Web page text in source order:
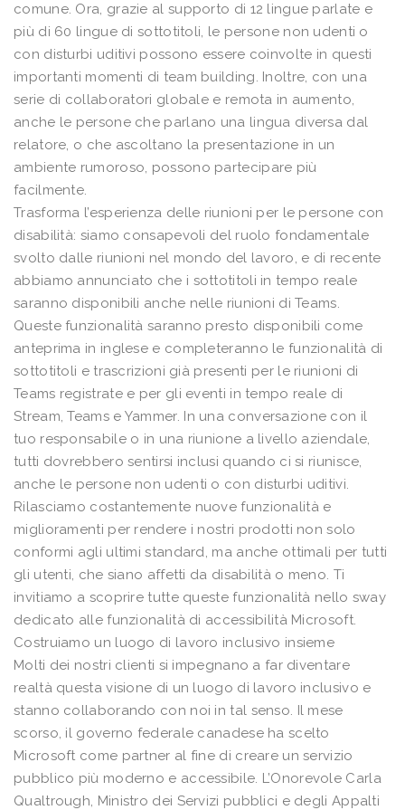
comune. Ora, grazie al supporto di 12 lingue parlate e
più di 60 lingue di sottotitoli, le persone non udenti o
con disturbi uditivi possono essere coinvolte in questi
importanti momenti di team building. Inoltre, con una
serie di collaboratori globale e remota in aumento,
anche le persone che parlano una lingua diversa dal
relatore, o che ascoltano la presentazione in un
ambiente rumoroso, possono partecipare più
facilmente.
Trasforma l’esperienza delle riunioni per le persone con
disabilità: siamo consapevoli del ruolo fondamentale
svolto dalle riunioni nel mondo del lavoro, e di recente
abbiamo annunciato che i sottotitoli in tempo reale
saranno disponibili anche nelle riunioni di Teams.
Queste funzionalità saranno presto disponibili come
anteprima in inglese e completeranno le funzionalità di
sottotitoli e trascrizioni già presenti per le riunioni di
Teams registrate e per gli eventi in tempo reale di
Stream, Teams e Yammer. In una conversazione con il
tuo responsabile o in una riunione a livello aziendale,
tutti dovrebbero sentirsi inclusi quando ci si riunisce,
anche le persone non udenti o con disturbi uditivi.
Rilasciamo costantemente nuove funzionalità e
miglioramenti per rendere i nostri prodotti non solo
conformi agli ultimi standard, ma anche ottimali per tutti
gli utenti, che siano affetti da disabilità o meno. Ti
invitiamo a scoprire tutte queste funzionalità nello sway
dedicato alle funzionalità di accessibilità Microsoft.
Costruiamo un luogo di lavoro inclusivo insieme
Molti dei nostri clienti si impegnano a far diventare
realtà questa visione di un luogo di lavoro inclusivo e
stanno collaborando con noi in tal senso. Il mese
scorso, il governo federale canadese ha scelto
Microsoft come partner al fine di creare un servizio
pubblico più moderno e accessibile. L’Onorevole Carla
Qualtrough, Ministro dei Servizi pubblici e degli Appalti